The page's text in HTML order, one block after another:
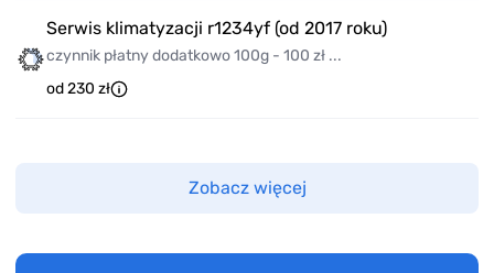
Serwis klimatyzacji r1234yf (od 2017 roku)
czynnik płatny dodatkowo 100g - 100 zł ...
od 230 zł
Zobacz więcej